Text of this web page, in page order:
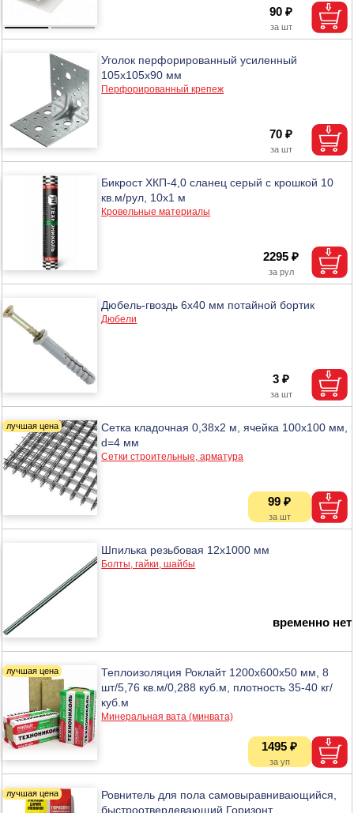
90 ₽
Уголок перфорированный усиленный
105х105х90 мм
Перфорированный крепеж
70 ₽
Бикрост ХКП-4,0 сланец серый с крошкой 10
кв.м/рул, 10x1 м
Кровельные материалы
2295 ₽
Дюбель-гвоздь 6х40 мм потайной бортик
Дюбели
3 ₽
Сетка кладочная 0,38х2 м, ячейка 100х100 мм,
d=4 мм
Сетки строительные, арматура
99 ₽
Шпилька резьбовая 12х1000 мм
Болты, гайки, шайбы
временно нет
Теплоизоляция Роклайт 1200х600х50 мм, 8
шт/5,76 кв.м/0,288 куб.м, плотность 35-40 кг/
куб.м
Минеральная вата (минвата)
1495 ₽
Ровнитель для пола самовыравнивающийся,
быстроотвердевающий Горизонт